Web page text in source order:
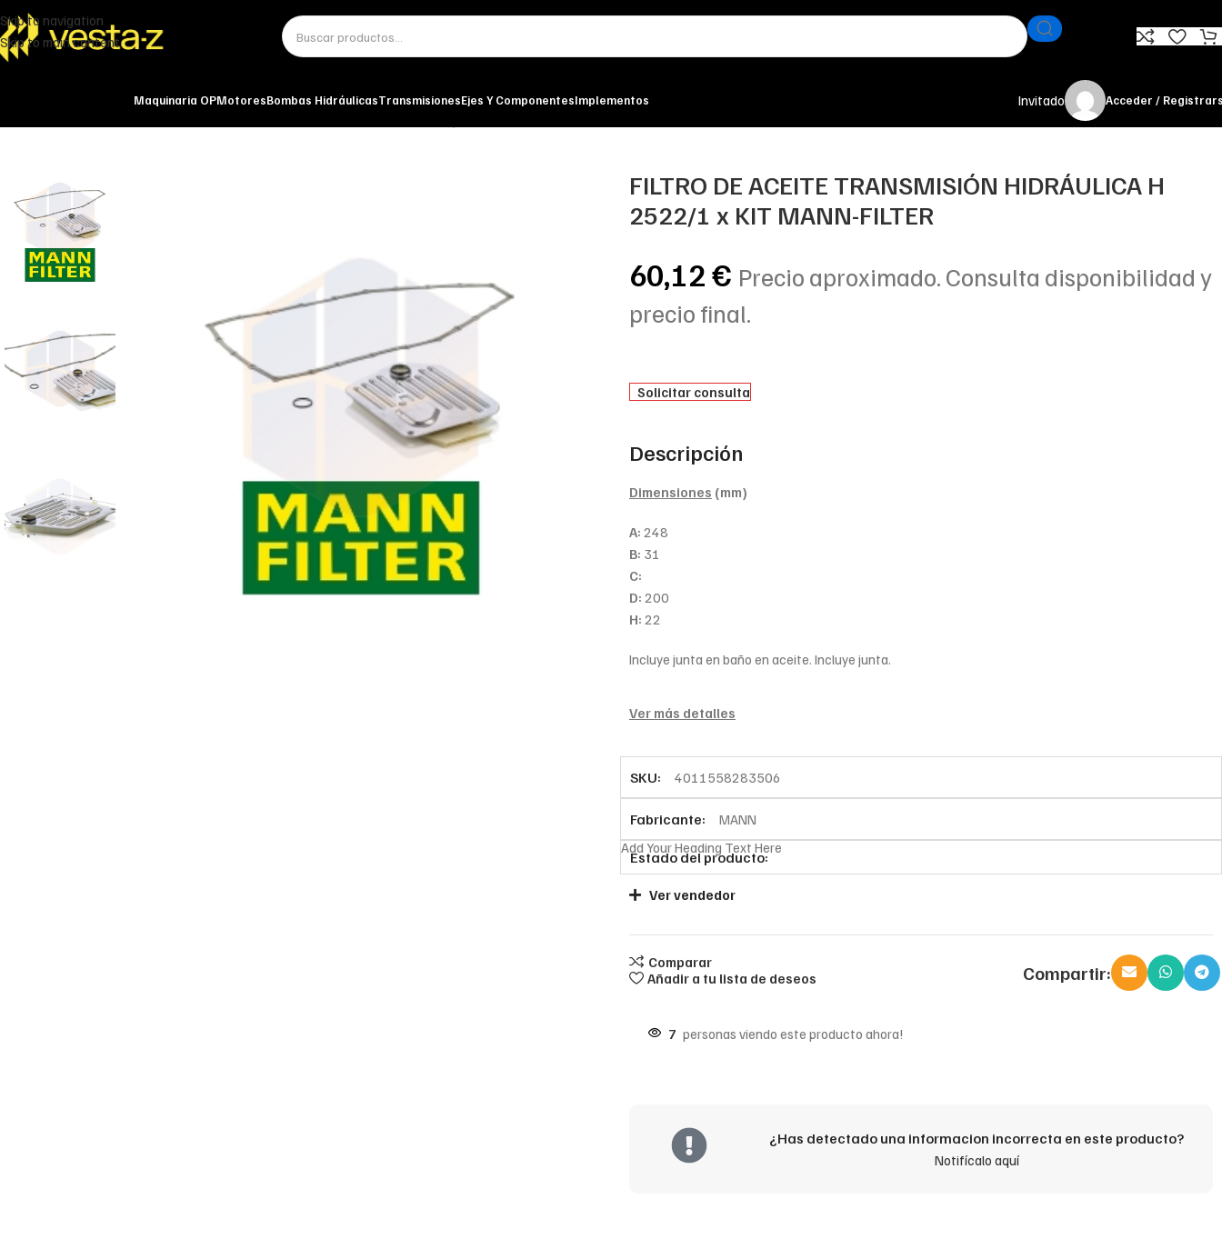
Skip to navigation
Skip to main content
Maquinaria OPMotoresBombas HidráulicasTransmisionesEjes Y ComponentesImplementos Invitado Acceder /
FILTRO DE ACEITE TRANSMISIÓN HIDRÁULICA H
2522/1 x KIT MANN-FILTER
60,12€ Precio aproximado. Consulta disponibilidad y
precio final.
Solicitar consulta
Descripción
Dimensiones (mm)
A: 248
B: 31
C:
D: 200
H: 22
Incluye junta en baño en aceite. Incluye junta.
Ver más detalles
SKU: 4011558283506
Fabricante: MANN
Estado del producto:
Add Your Heading Text Here
Ver vendedor
Comparar
Añadir a tu lista de deseos
Compartir:
7 personas viendo este producto ahora!
¿Has detectado una informacion incorrecta en este producto?
Notifícalo aquí